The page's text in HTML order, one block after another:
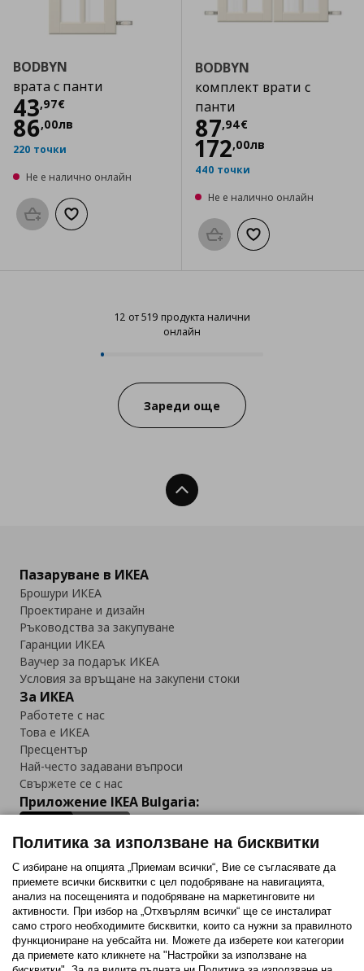
BODBYN
врата с панти
43,97€
Цена
86,00лв
220 точки
Не е налично онлайн
Προσθήκη στο καλάθι
Добави към списъка с любими
BODBYN
комплект врати с
панти
87,94€
Цена
172,00лв
440 точки
Не е налично онлайн
Προσθήκη στο καλάθι
Добави към
12 от 519 продукта налични
онлайн
Progress:
Зареди още
Нагоре
Пазаруване в ИКЕА
Брошури ИКЕА
Проектиране и дизайн
Ръководства за закупуване
Гаранции ИКЕА
Ваучер за подарък ИКЕА
Условия за връщане на закупени стоки
За ИКЕА
Работете с нас
Това е ИКЕА
Пресцентър
Най-често задавани въпроси
Свържете се с нас
Приложение IKEA Bulgaria:
Последвайте ни:
FacebookTwitterYoutubePinterestInstagram
Политика за използване на бисквитки
С избиране на опцията „Приемам всички“, Вие се съгласявате да
приемете всички бисквитки с цел подобряване на навигацията,
анализ на посещенията и подобряване на маркетинговите ни
активности. При избор на „Отхвърлям всички“ ще се инсталират
само строго необходимитe бисквитки, които са нужни за правилното
функциониране на уебсайта ни. Можете да изберете кои категории
да приемете като кликнете на "Настройки за използване на